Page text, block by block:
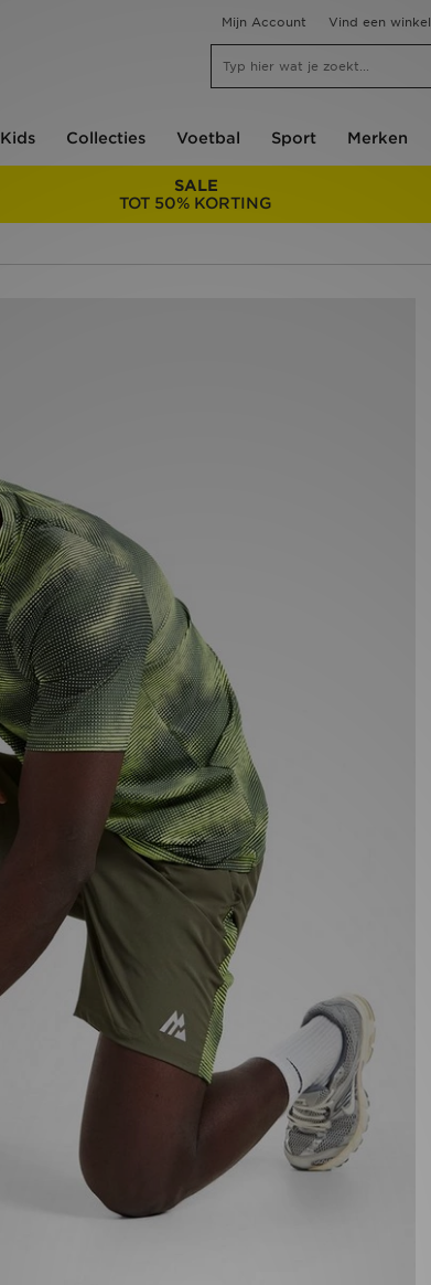
Mijn Account Vind een winkel
Kids Collecties Voetbal Sport Merken
SALE
TOT 50% KORTING